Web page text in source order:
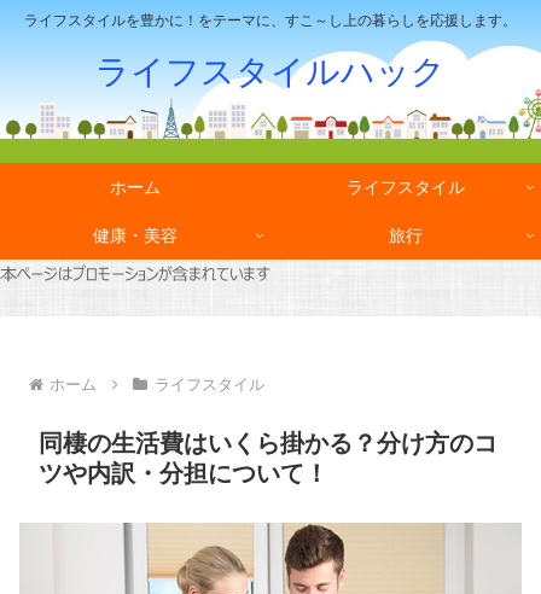
ライフスタイルを豊かに！をテーマに、すこ～し上の暮らしを応援します。
ライフスタイルハック
ホーム ライフスタイル
健康・美容 旅行
ホーム ライフスタイル
同棲の生活費はいくら掛かる？分け方のコ
ツや内訳・分担について！